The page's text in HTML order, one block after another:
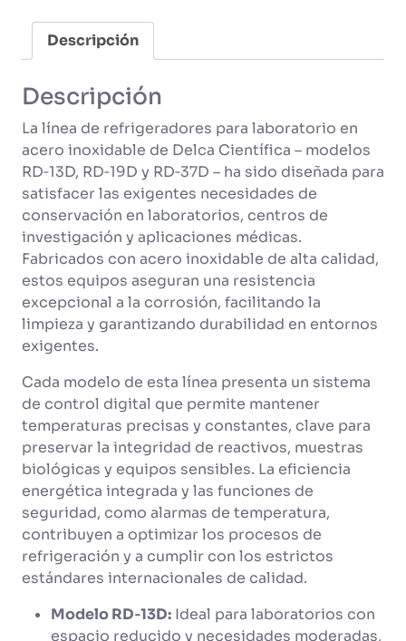
Descripción
Descripción
La línea de refrigeradores para laboratorio en
acero inoxidable de Delca Científica – modelos
RD‑13D, RD‑19D y RD‑37D – ha sido diseñada para
satisfacer las exigentes necesidades de
conservación en laboratorios, centros de
investigación y aplicaciones médicas.
Fabricados con acero inoxidable de alta calidad,
estos equipos aseguran una resistencia
excepcional a la corrosión, facilitando la
limpieza y garantizando durabilidad en entornos
exigentes.
Cada modelo de esta línea presenta un sistema
de control digital que permite mantener
temperaturas precisas y constantes, clave para
preservar la integridad de reactivos, muestras
biológicas y equipos sensibles. La eficiencia
energética integrada y las funciones de
seguridad, como alarmas de temperatura,
contribuyen a optimizar los procesos de
refrigeración y a cumplir con los estrictos
estándares internacionales de calidad.
Modelo RD‑13D: Ideal para laboratorios con
espacio reducido y necesidades moderadas,